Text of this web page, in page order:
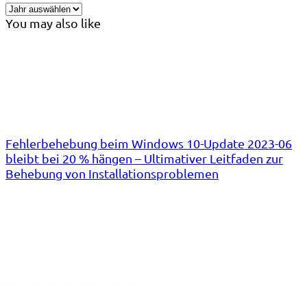
You may also like
Fehlerbehebung beim Windows 10-Update 2023-06
bleibt bei 20 % hängen – Ultimativer Leitfaden zur
Behebung von Installationsproblemen